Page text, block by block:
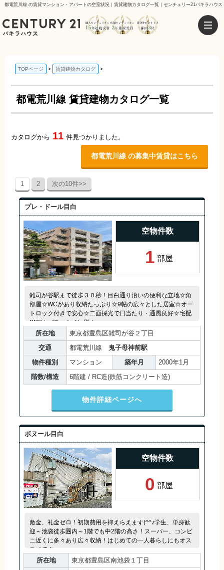
都電荒川線 の賃貸マンション・アパートの空室状況｜賃貸建物カタログ一覧｜センチュリー21パキラハウス
TOPページ 賃貸建物カタログ
都電荒川線 賃貸建物カタログ一覧
カタログから 11 件見つかりました。
都電荒川線 の募集中賃貸はこちら
1 2 次の10件>>
プレ・ドール目白
空物件数
1 部屋
雑司が谷駅まで徒歩３０秒！目白通り沿いの便利な立地☆角
部屋☆WCがあり収納たっぷり☆9帖の広々とした居室☆オー
トロック付きで安心☆二面採光で日当たり・通風良好☆宅配
BOX☆バス・トイレ別☆
所在地
東京都豊島区雑司が谷２丁目
交通
都電荒川線
鬼子母神前駅
物件種別
マンション 築年月
2000年1月
階数/構造
6階建 / RC造(鉄筋コンクリート造)
物件詳細ページへ
ボヌール目白
空物件数
0 部屋
敷金、礼金ゼロ！初期費用を抑えらえます(^^♪学生、単身歓
迎～池袋徒歩圏内～1階でも中2階の高さ！スーパー、コンビ
ニ近くに多々あり広々収納！はじめての一人暮らしにもオス
スメです。
所在地
東京都豊島区南池袋１丁目